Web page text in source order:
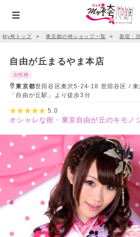
My袴トップ ＞ 東京都の袴ショップ一覧 ＞ 新宿・
自由が丘まるやま本店
女性袴
東京都世田谷区奥沢5-24-18 世田谷区 / 東
「自由が丘駅」より徒歩3分
5.0
オシャレな街・東京自由が丘のキモノ